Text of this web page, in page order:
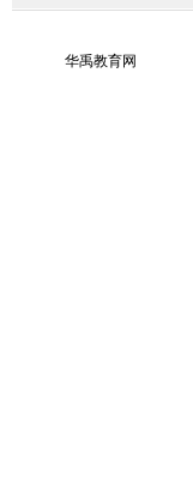
华禹教育网